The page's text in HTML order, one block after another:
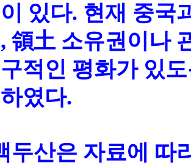
있다. 현재 중국
領土 소유권이나
적인 평화가 있
였다.
두산은 자료에 따